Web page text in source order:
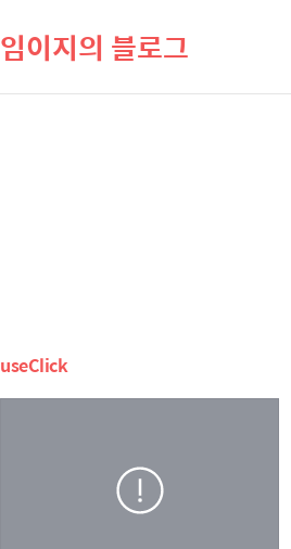
임이지의 블로그
useClick